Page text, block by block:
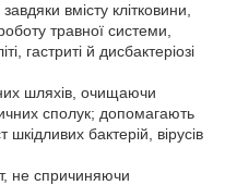
вмісту клітковини,
травної системи,
гастриті й дисбактеріозі
шляхів, очищаючи
сполук; допомагають
шкідливих бактерій, вірусів
не спричиняючи